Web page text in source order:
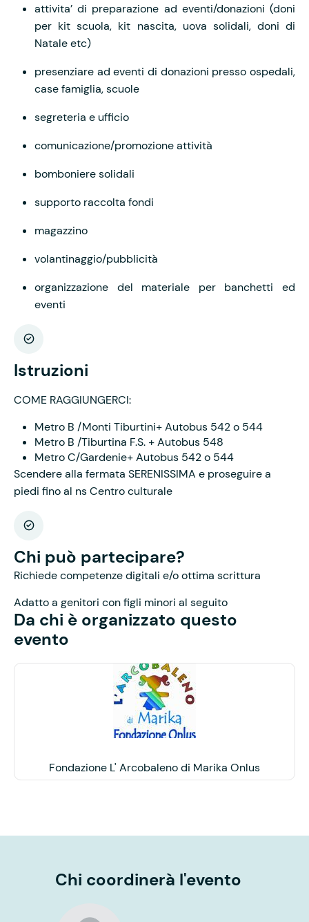
attivita’ di preparazione ad eventi/donazioni (doni
per kit scuola, kit nascita, uova solidali, doni di
Natale etc)
presenziare ad eventi di donazioni presso ospedali,
case famiglia, scuole
segreteria e ufficio
comunicazione/promozione attività
bomboniere solidali
supporto raccolta fondi
magazzino
volantinaggio/pubblicità
organizzazione del materiale per banchetti ed
eventi
Istruzioni
COME RAGGIUNGERCI:
Metro B /Monti Tiburtini+ Autobus 542 o 544
Metro B /Tiburtina F.S. + Autobus 548
Metro C/Gardenie+ Autobus 542 o 544
Scendere alla fermata SERENISSIMA e proseguire a
piedi fino al ns Centro culturale
Chi può partecipare?
Richiede competenze digitali e/o ottima scrittura
Adatto a genitori con figli minori al seguito
Da chi è organizzato questo
evento
Fondazione L' Arcobaleno di Marika Onlus
Chi coordinerà l'evento